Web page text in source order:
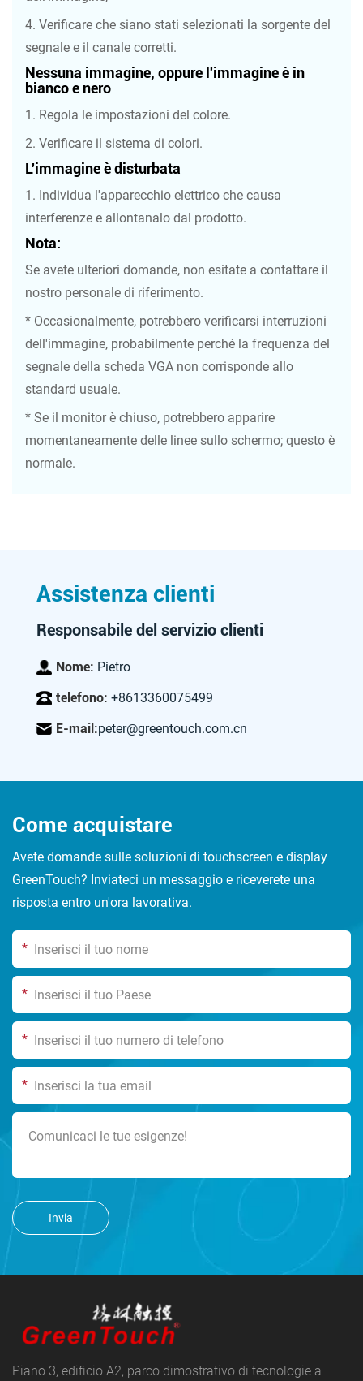
4. Verificare che siano stati selezionati la sorgente del
segnale e il canale corretti.
Nessuna immagine, oppure l'immagine è in
bianco e nero
1. Regola le impostazioni del colore.
2. Verificare il sistema di colori.
L'immagine è disturbata
1. Individua l'apparecchio elettrico che causa
interferenze e allontanalo dal prodotto.
Nota:
Se avete ulteriori domande, non esitate a contattare il
nostro personale di riferimento.
* Occasionalmente, potrebbero verificarsi interruzioni
dell'immagine, probabilmente perché la frequenza del
segnale della scheda VGA non corrisponde allo
standard usuale.
* Se il monitor è chiuso, potrebbero apparire
momentaneamente delle linee sullo schermo; questo è
normale.
Assistenza clienti
Responsabile del servizio clienti
Nome: Pietro
telefono: +8613360075499
E-mail:peter@greentouch.com.cn
Come acquistare
Avete domande sulle soluzioni di touchscreen e display
GreenTouch? Inviateci un messaggio e riceverete una
risposta entro un'ora lavorativa.
*
*
*
*
Invia
Piano 3, edificio A2, parco dimostrativo di tecnologie a